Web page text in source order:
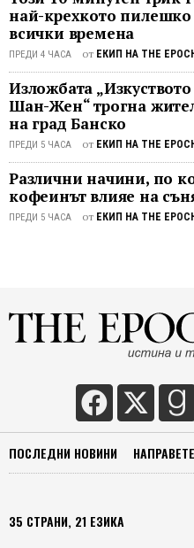
най-крехкото пилешко
всички времена
ПРЕДИ 4 ЧАСА от ЕКИП НА THE
Изложбата
Шан-Жен“ трогна
на град Банско
ПРЕДИ 5 ЧАСА от ЕКИП НА THE
Различни начини, по
кофеинът влияе на
ПРЕДИ 5 ЧАСА от ЕКИП НА THE
ПОСЛЕДНИ НОВИНИ
35 СТРАНИ, 21 ЕЗИКА